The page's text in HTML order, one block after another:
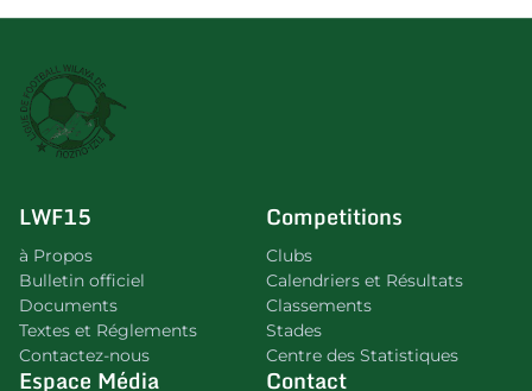
LWF15
à Propos
Bulletin officiel
Documents
Textes et Réglements
Contactez-nous
Competitions
Clubs
Calendriers et Résultats
Classements
Stades
Centre des Statistiques
Espace Média Contact